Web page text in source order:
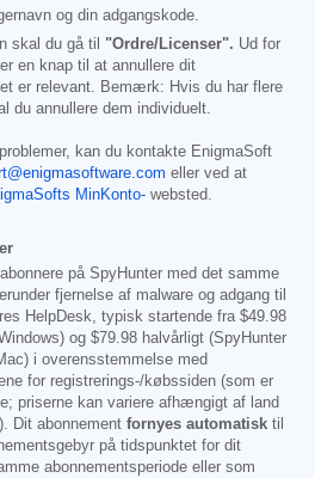
og din adgangskode.
skal du gå til "Ordre/Licenser". Ud for
en knap til at annullere dit
er relevant. Bemærk: Hvis du har flere
du annullere dem individuelt.
kan du kontakte EnigmaSoft
eller ved at
MinKonto- websted.
på SpyHunter med det samme
fjernelse af malware og adgang til
HelpDesk, typisk startende fra $49.98
og $79.98 halvårligt (SpyHunter
i overensstemmelse med
for registrerings-/købssiden (som er
priserne kan variere afhængigt af land
Dit abonnement fornyes automatisk til
på tidspunktet for dit
abonnementsperiode eller som